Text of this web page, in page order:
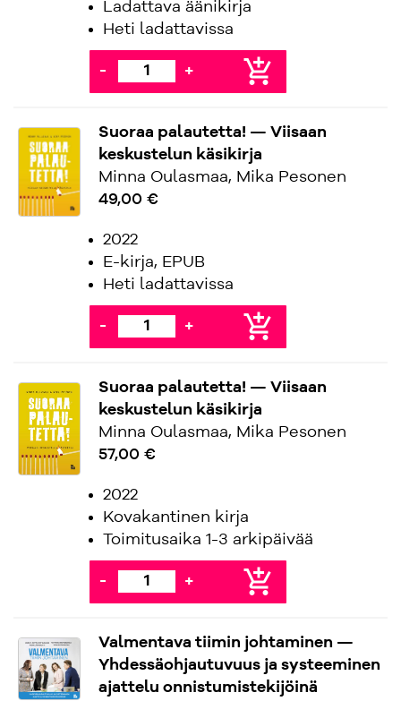
Ladattava äänikirja
Heti ladattavissa
- + add_shopping_cart
Suoraa palautetta! — Viisaan
keskustelun käsikirja
Minna Oulasmaa, Mika Pesonen
49,00 €
2022
E-kirja, EPUB
Heti ladattavissa
- + add_shopping_cart
Suoraa palautetta! — Viisaan
keskustelun käsikirja
Minna Oulasmaa, Mika Pesonen
57,00 €
2022
Kovakantinen kirja
Toimitusaika 1-3 arkipäivää
- + add_shopping_cart
Valmentava tiimin johtaminen —
Yhdessäohjautuvuus ja systeeminen
ajattelu onnistumistekijöinä